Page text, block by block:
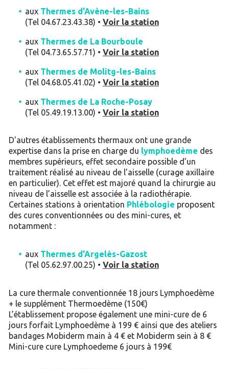
aux Thermes d'Avène-les-Bains
(Tel 04.67.23.43.38) • Voir la station
aux Thermes de La Bourboule
(Tel 04.73.65.57.71) • Voir la station
aux Thermes de Molitg-les-Bains
(Tel 04.68.05.41.02) • Voir la station
aux Thermes de La Roche-Posay
(Tel 05.49.19.13.00) • Voir la station
D'autres établissements thermaux ont une grande
expertise dans la prise en charge du lymphoedème des
membres supérieurs, effet secondaire possible d’un
traitement réalisé au niveau de l’aisselle (curage axillaire
en particulier). Cet effet est majoré quand la chirurgie au
niveau de l’aisselle est associée à la radiothérapie.
Certaines stations à orientation Phlébologie proposent
des cures conventionnées ou des mini-cures, et
notamment :
aux Thermes d'Argelès-Gazost
(Tel 05.62.97.00.25) • Voir la station
La cure thermale conventionnée 18 jours Lymphoedème
+ le supplément Thermoedème (150€)
L’établissement propose également une mini-cure de 6
jours forfait Lymphoedème à 199 € ainsi que des ateliers
bandages Mobiderm main à 4 € et Mobiderm sein à 8 €
Mini-cure cure Lymphoedeme 6 jours à 199€